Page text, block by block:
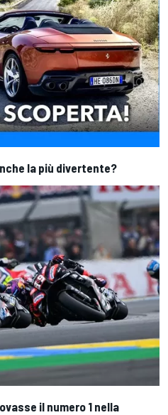
la più divertente?
il numero 1 nella